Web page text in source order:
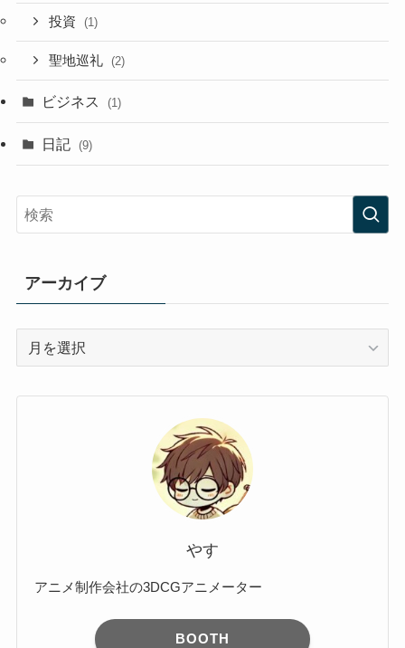
投資 (1)
聖地巡礼 (2)
ビジネス (1)
日記 (9)
アーカイブ
やす
アニメ制作会社の3DCGアニメーター
BOOTH